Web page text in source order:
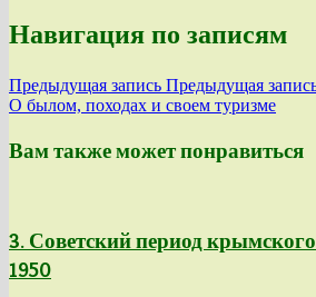
Навигация по записям
Предыдущая запись Предыдущая
О былом, походах и своем туризме
Вам также может понравиться
3. Советский период
1950